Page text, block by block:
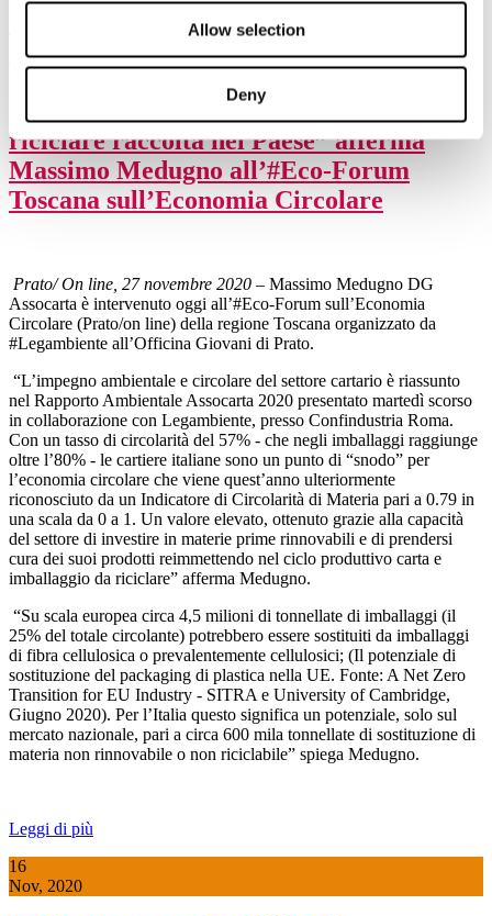
Allow selection
Deny
“Nel più grande distretto cartario
d’Europa si realizza oltre il 27% della
produzione di carta e cartone nazionale,
con l’utilizzo del 29% della carta da
riciclare raccolta nel Paese” afferma
Massimo Medugno all’#Eco-Forum
Toscana sull’Economia Circolare
Prato/ On line, 27 novembre 2020 – Massimo Medugno DG
Assocarta è intervenuto oggi all’#Eco-Forum sull’Economia
Circolare (Prato/on line) della regione Toscana organizzato da
#Legambiente all’Officina Giovani di Prato.
“L’impegno ambientale e circolare del settore cartario è riassunto
nel Rapporto Ambientale Assocarta 2020 presentato martedì scorso
in collaborazione con Legambiente, presso Confindustria Roma.
Con un tasso di circolarità del 57% - che negli imballaggi raggiunge
oltre l’80% - le cartiere italiane sono un punto di “snodo” per
l’economia circolare che viene quest’anno ulteriormente
riconosciuto da un Indicatore di Circolarità di Materia pari a 0.79 in
una scala da 0 a 1. Un valore elevato, ottenuto grazie alla capacità
del settore di investire in materie prime rinnovabili e di prendersi
cura dei suoi prodotti reimmettendo nel ciclo produttivo carta e
imballaggio da riciclare” afferma Medugno.
“Su scala europea circa 4,5 milioni di tonnellate di imballaggi (il
25% del totale circolante) potrebbero essere sostituiti da imballaggi
di fibra cellulosica o prevalentemente cellulosici; (Il potenziale di
sostituzione del packaging di plastica nella UE. Fonte: A Net Zero
Transition for EU Industry - SITRA e University of Cambridge,
Giugno 2020). Per l’Italia questo significa un potenziale, solo sul
mercato nazionale, pari a circa 600 mila tonnellate di sostituzione di
materia non rinnovabile o non riciclabile” spiega Medugno.
Leggi di più
16
Nov, 2020